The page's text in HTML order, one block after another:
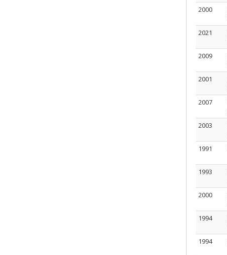
2000
2021
2009
2001
2007
2003
1991
1993
2000
1994
1994